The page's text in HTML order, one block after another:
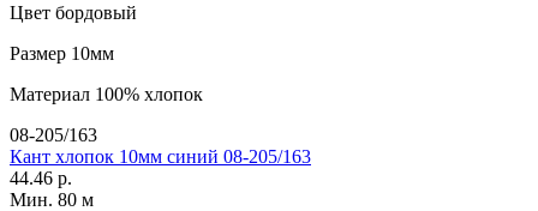
Цвет бордовый
Размер 10мм
Материал 100% хлопок
08-205/163
Кант хлопок 10мм синий 08-205/163
44.46 р.
Мин. 80 м